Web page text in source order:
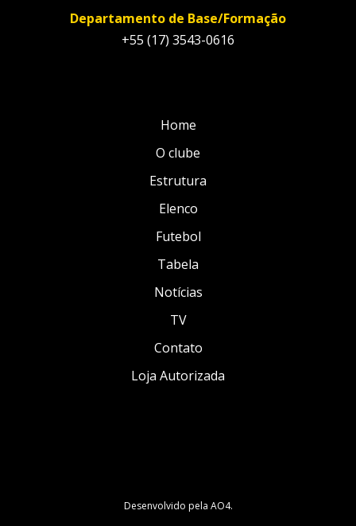
Departamento de Base/Formação
+55 (17) 3543-0616
Home
O clube
Estrutura
Elenco
Futebol
Tabela
Notícias
TV
Contato
Loja Autorizada
Desenvolvido pela AO4.